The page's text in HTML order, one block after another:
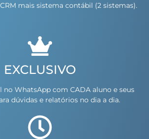
mais sistema contábil (2 sistemas).
EXCLUSIVO
no WhatsApp com CADA aluno e seus
dúvidas e relatórios no dia a dia.